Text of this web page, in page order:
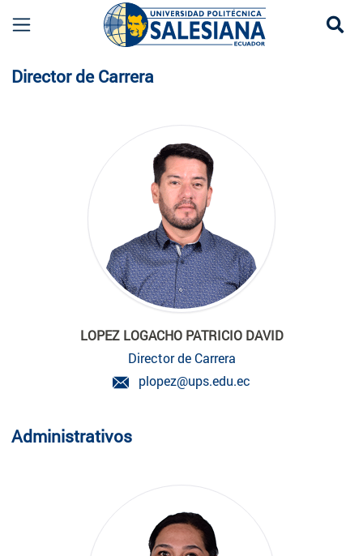
Director de Carrera
LOPEZ LOGACHO PATRICIO DAVID
Director de Carrera
plopez@ups.edu.ec
Administrativos